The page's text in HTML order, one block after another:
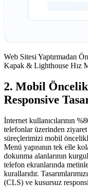
Web Sitesi Yaptırmadan
Kapak & Lighthouse Hız
2. Mobil
Responsive
İnternet kullanıcılarının
telefonlar üzerinden
süreçlerimizi mobil
Menü yapısının tek elle
dokunma alanlarının
telefon ekranlarında
kurallarıdır.
(CLS) ve kusursuz